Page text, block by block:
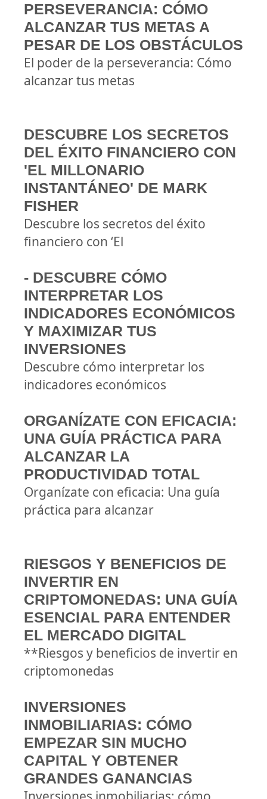
PERSEVERANCIA: CÓMO
ALCANZAR TUS METAS A
PESAR DE LOS OBSTÁCULOS
El poder de la perseverancia: Cómo
alcanzar tus metas
DESCUBRE LOS SECRETOS
DEL ÉXITO FINANCIERO CON
'EL MILLONARIO
INSTANTÁNEO' DE MARK
FISHER
Descubre los secretos del éxito
financiero con ‘El
- DESCUBRE CÓMO
INTERPRETAR LOS
INDICADORES ECONÓMICOS
Y MAXIMIZAR TUS
INVERSIONES
Descubre cómo interpretar los
indicadores económicos
ORGANÍZATE CON EFICACIA:
UNA GUÍA PRÁCTICA PARA
ALCANZAR LA
PRODUCTIVIDAD TOTAL
Organízate con eficacia: Una guía
práctica para alcanzar
RIESGOS Y BENEFICIOS DE
INVERTIR EN
CRIPTOMONEDAS: UNA GUÍA
ESENCIAL PARA ENTENDER
EL MERCADO DIGITAL
**Riesgos y beneficios de invertir en
criptomonedas
INVERSIONES
INMOBILIARIAS: CÓMO
EMPEZAR SIN MUCHO
CAPITAL Y OBTENER
GRANDES GANANCIAS